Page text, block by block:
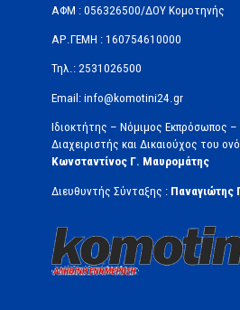
ΑΦΜ : 056326500/ΔOΥ Κομοτηνής
ΑΡ.ΓΕΜΗ : 160754610000
Τηλ.: 2531026500
Email: info@komotini24.gr
Ιδιοκτήτης – Νόμιμος Εκπρόσωπος
Διαχειριστής και Δικαιούχος του
Κωνσταντίνος Γ. Μαυρομάτης
Διευθυντής Σύνταξης : Παναγιώτης